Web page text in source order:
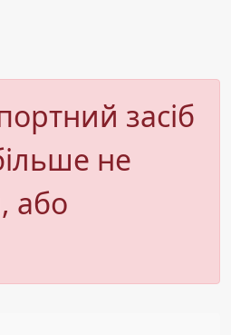
засіб
не
або